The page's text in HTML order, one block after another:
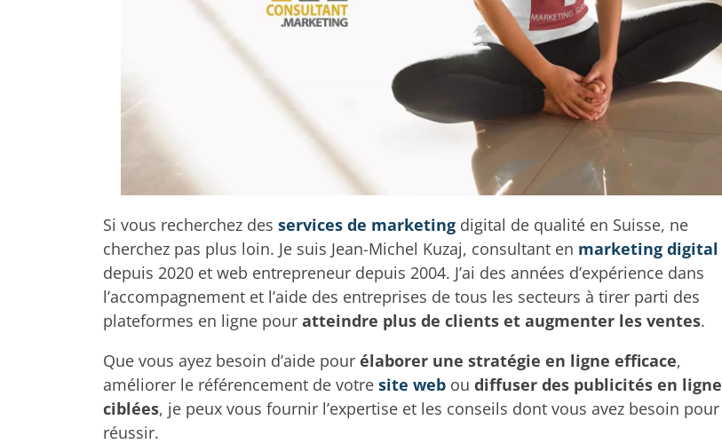
Si vous recherchez des services de marketingdigital de qualité en Suisse, ne
cherchez pas plus loin. Je suis Jean-Michel Kuzaj, consultant en marketing digital
depuis 2020 et web entrepreneur depuis 2004. J’ai des années d’expérience dans
l’accompagnement et l’aide des entreprises de tous les secteurs à tirer parti des
plateformes en ligne pour atteindre plus de clients et augmenter les ventes.
Que vous ayez besoin d’aide pour élaborer une stratégie en ligne efficace,
améliorer le référencement de votre site webou diffuser des publicités en ligne
ciblées, je peux vous fournir l’expertise et les conseils dont vous avez besoin pour
réussir.